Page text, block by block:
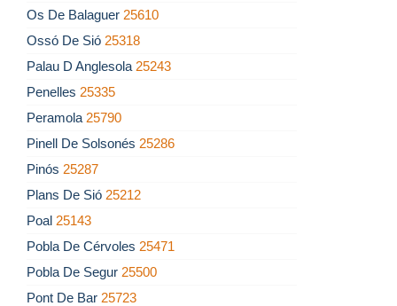
Os De Balaguer 25610
Ossó De Sió 25318
Palau D Anglesola 25243
Penelles 25335
Peramola 25790
Pinell De Solsonés 25286
Pinós 25287
Plans De Sió 25212
Poal 25143
Pobla De Cérvoles 25471
Pobla De Segur 25500
Pont De Bar 25723